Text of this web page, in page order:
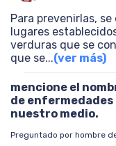
Para prevenirlas,
lugares
verduras que se
que se...(ver más)
mencione el
de
nuestro medio.
Preguntado por hombre